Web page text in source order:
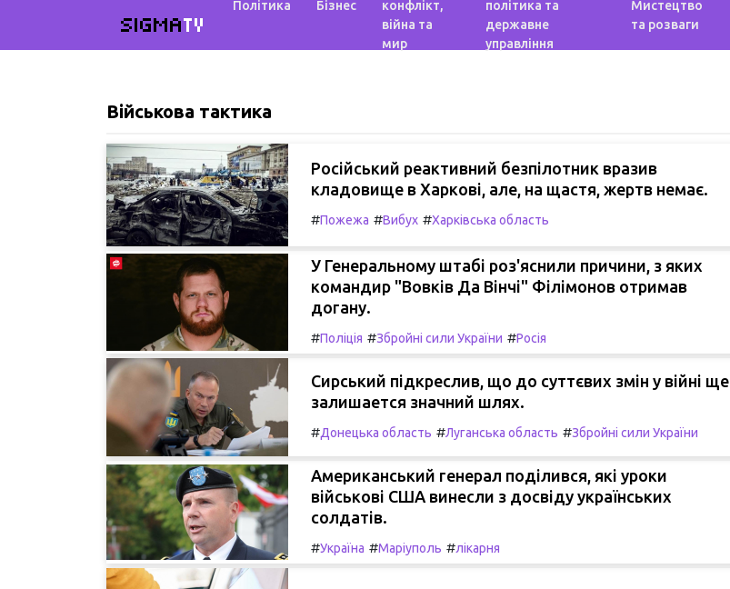
SIGMATV
Політика Бізнес
конфлікт,
війна та
мир
політика та
державне
управління
Мистецтво
та розваги
Військова тактика
Російський реактивний безпілотник вразив
кладовище в Харкові, але, на щастя, жертв немає.
#Пожежа #Вибух #Харківська область
У Генеральному штабі роз'яснили причини, з яких
командир "Вовків Да Вінчі" Філімонов отримав
догану.
#Поліція #Збройні сили України #Росія
Сирський підкреслив, що до суттєвих змін у війні ще
залишается значний шлях.
#Донецька область #Луганська область #Збройні сили України
Американський генерал поділився, які уроки
військові США винесли з досвіду українських
солдатів.
#Україна #Маріуполь #лікарня